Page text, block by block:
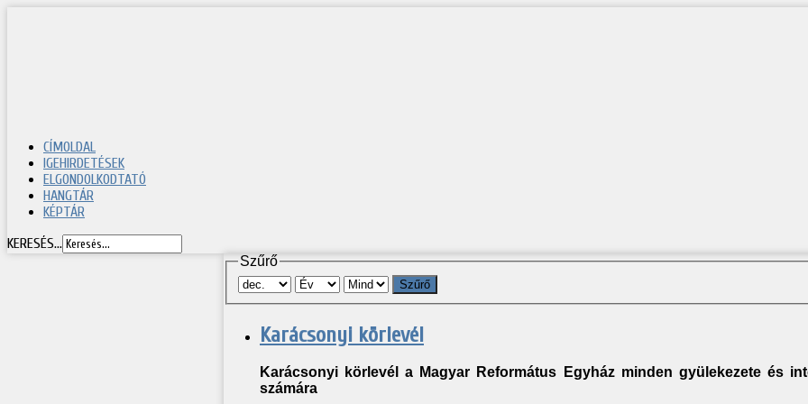
CÍMOLDAL
IGEHIRDETÉSEK
ELGONDOLKODTATÓ
HANGTÁR
KÉPTÁR
KERESÉS...
Szűrő
Szűrő
Karácsonyi körlevél
Karácsonyi körlevél a Magyar Református Egyház minden gyülekezete és
számára